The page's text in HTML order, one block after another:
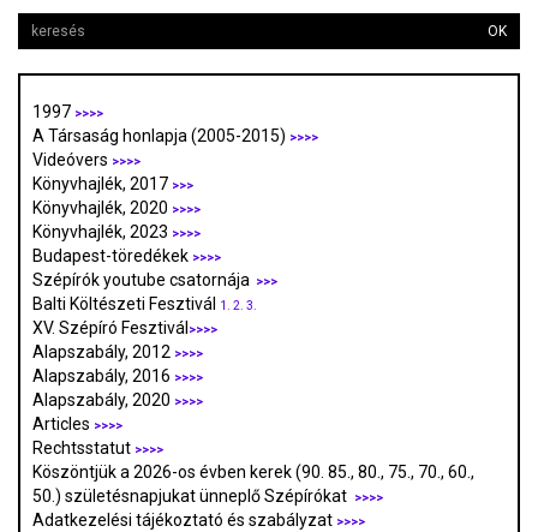
OK
1997 >>>>
A Társaság honlapja (2005-2015) >>>>
Videóvers >>>>
Könyvhajlék, 2017 >>>
Könyvhajlék, 2020 >>>>
Könyvhajlék, 2023 >>>>
Budapest-töredékek >>>>
Szépírók youtube csatornája >>>
Balti Költészeti Fesztivál 1. 2. 3.
XV. Szépíró Fesztivál >>>>
Alapszabály, 2012 >>>>
Alapszabály, 2016 >>>>
Alapszabály, 2020 >>>>
Articles >>>>
Rechtsstatut >>>>
Köszöntjük a 2026-os évben kerek (90. 85., 80., 75., 70., 60.,
50.) születésnapjukat ünneplő Szépírókat
>>>>
Adatkezelési tájékoztató és szabályzat >>>>